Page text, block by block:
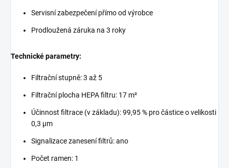
Servisní zabezpečení přímo od výrobce
Prodloužená záruka na 3 roky
Technické parametry:
Filtrační stupně: 3 až 5
Filtrační plocha HEPA filtru: 17 m²
Účinnost filtrace (v základu): 99,95 % pro částice o velikosti
0,3 µm
Signalizace zanesení filtrů: ano
Počet ramen: 1